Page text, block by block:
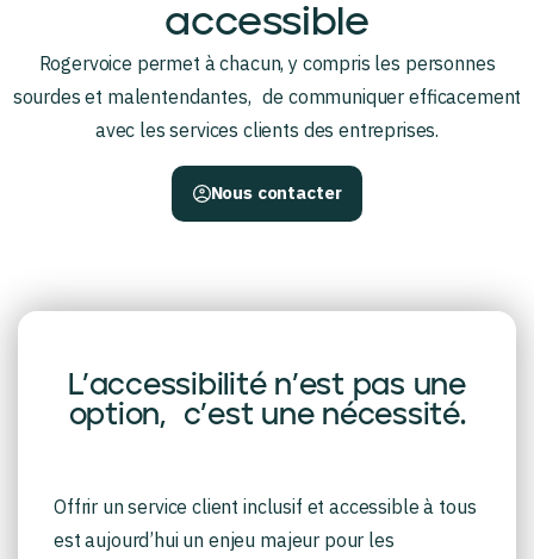
accessible
Rogervoice permet à chacun, y compris les personnes
sourdes et malentendantes, de communiquer efficacement
avec les services clients des entreprises.
Nous contacter
L’accessibilité n’est pas une
option, c’est une nécessité.
Offrir un service client inclusif et accessible à tous
est aujourd’hui un enjeu majeur pour les